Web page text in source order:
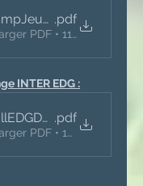
.pdf
PDF • 112KB
INTER EDG :
.pdf
PDF • 107KB